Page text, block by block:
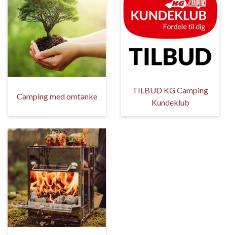
Camping med omtanke
TILBUD KG Camping
Kundeklub